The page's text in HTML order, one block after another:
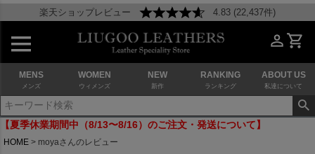
楽天ショップレビュー 4.83 (22,437件)
MENS
メンズ
WOMEN
ウィメンズ
NEW
新作
RANKING
ランキング
ABOUT US
私達について
【夏季休業期間中（8/13〜8/16）のご注文・発送について】
HOME moyaさんのレビュー